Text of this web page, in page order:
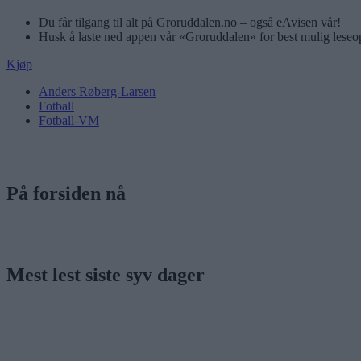
Du får tilgang til alt på Groruddalen.no – også eAvisen vår!
Husk å laste ned appen vår «Groruddalen» for best mulig
Kjøp
Anders Røberg-Larsen
Fotball
Fotball-VM
På forsiden nå
Mest lest siste syv dager